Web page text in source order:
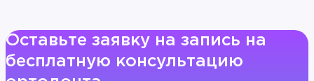
Оставьте заявку на запись на
бесплатную консультацию